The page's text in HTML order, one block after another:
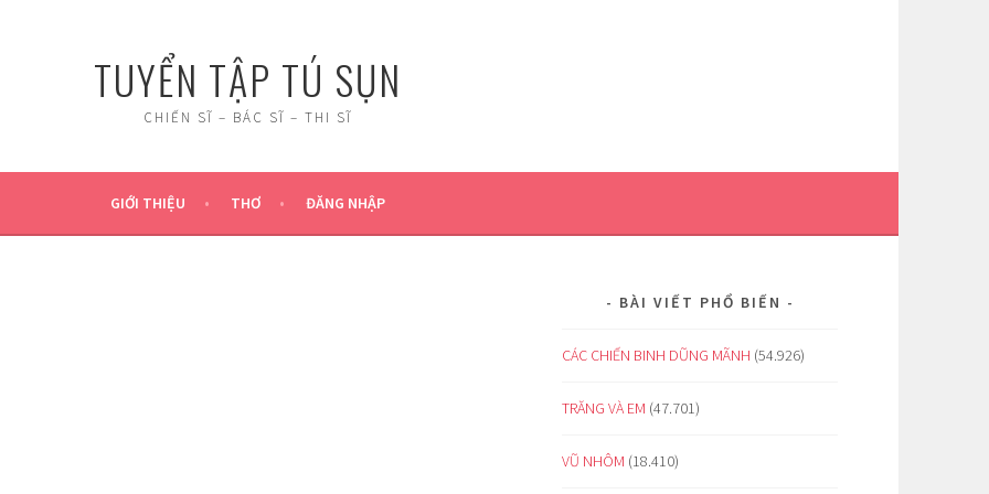
TUYỂN TẬP TÚ SỤN
CHIẾN SĨ – BÁC SĨ – THI SĨ
GIỚI THIỆU THƠ ĐĂNG NHẬP
BÀI VIẾT PHỔ BIẾN
CÁC CHIẾN BINH DŨNG MÃNH (54.926)
TRĂNG VÀ EM (47.701)
VŨ NHÔM (18.410)